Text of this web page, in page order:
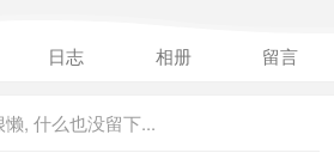
日志 相册 留言
, 什么也没留下...